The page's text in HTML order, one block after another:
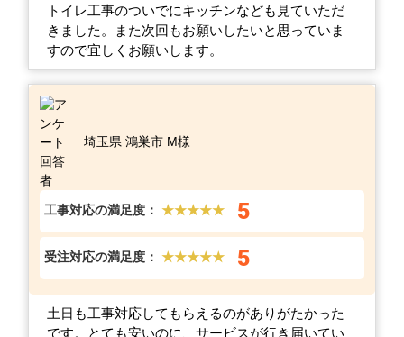
トイレ工事のついでにキッチンなども見ていただ
きました。また次回もお願いしたいと思っていま
すので宜しくお願いします。
埼玉県 鴻巣市 M様
工事対応の満足度： ★★★★★ 5
受注対応の満足度： ★★★★★ 5
土日も工事対応してもらえるのがありがたかった
です。とても安いのに、サービスが行き届いてい